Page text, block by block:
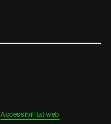
Accessibilitat web